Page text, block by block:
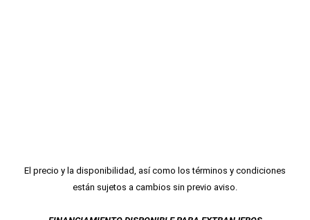
El precio y la disponibilidad, así como los términos y condiciones
están sujetos a cambios sin previo aviso.